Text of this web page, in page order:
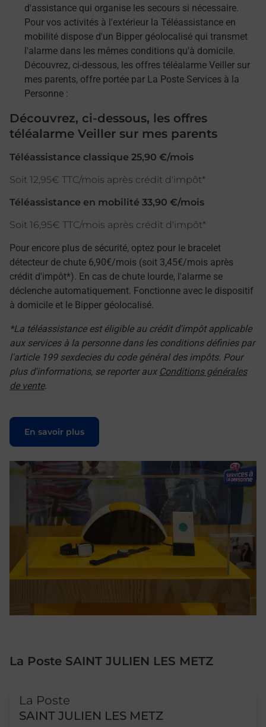
d'assistance qui organise les secours si nécessaire.
Pour vos activités à l'extérieur la Téléassistance en
mobilité dispose d'un Bipper géolocalisé qui transmet
l'alarme dans les mêmes conditions qu'à domicile.
Découvrez, ci-dessous, les offres téléalarme Veiller sur
mes parents, offre portée par La Poste Services à la
Personne :
Découvrez, ci-dessous, les offres
téléalarme Veiller sur mes parents
Téléassistance classique 25,90 €/mois
Soit 12,95€ TTC/mois après crédit d'impôt*
Téléassistance en mobilité 33,90 €/mois
Soit 16,95€ TTC/mois après crédit d'impôt*
Pour encore plus de sécurité, optez pour le bracelet
détecteur de chute 6,90€/mois (soit 3,45€/mois après
crédit d'impôt*). En cas de chute lourde, l'alarme se
déclenche automatiquement. Fonctionne avec le dispositif
à domicile et le Bipper géolocalisé.
*La téléassistance est éligible au crédit d'impôt applicable
aux services à la personne dans les conditions définies par
l'article 199 sexdecies du code général des impôts. Pour
plus d'informations, se reporter aux Conditions générales
de vente.
En savoir plus
Le lien s'ouvre dans un nouvel onglet
La Poste SAINT JULIEN LES METZ
La Poste
SAINT JULIEN LES METZ